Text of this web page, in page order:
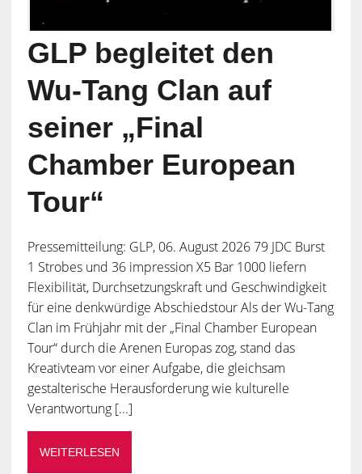
GLP begleitet den
Wu-Tang Clan auf
seiner „Final
Chamber European
Tour“
Pressemitteilung: GLP, 06. August 2026 79 JDC Burst
1 Strobes und 36 impression X5 Bar 1000 liefern
Flexibilität, Durchsetzungskraft und Geschwindigkeit
für eine denkwürdige Abschiedstour Als der Wu-Tang
Clan im Frühjahr mit der „Final Chamber European
Tour“ durch die Arenen Europas zog, stand das
Kreativteam vor einer Aufgabe, die gleichsam
gestalterische Herausforderung wie kulturelle
Verantwortung [...]
WEITERLESEN